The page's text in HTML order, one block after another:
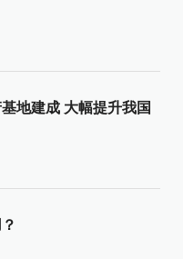
地建成 大幅提升我国